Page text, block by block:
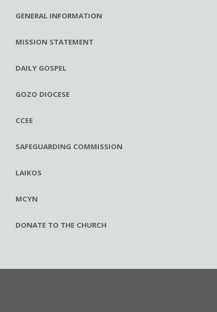
GENERAL INFORMATION
MISSION STATEMENT
DAILY GOSPEL
GOZO DIOCESE
CCEE
SAFEGUARDING COMMISSION
LAIKOS
MCYN
DONATE TO THE CHURCH